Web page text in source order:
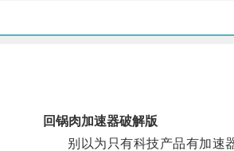
回锅肉加速器破解版
别以为只有科技产品有加速器